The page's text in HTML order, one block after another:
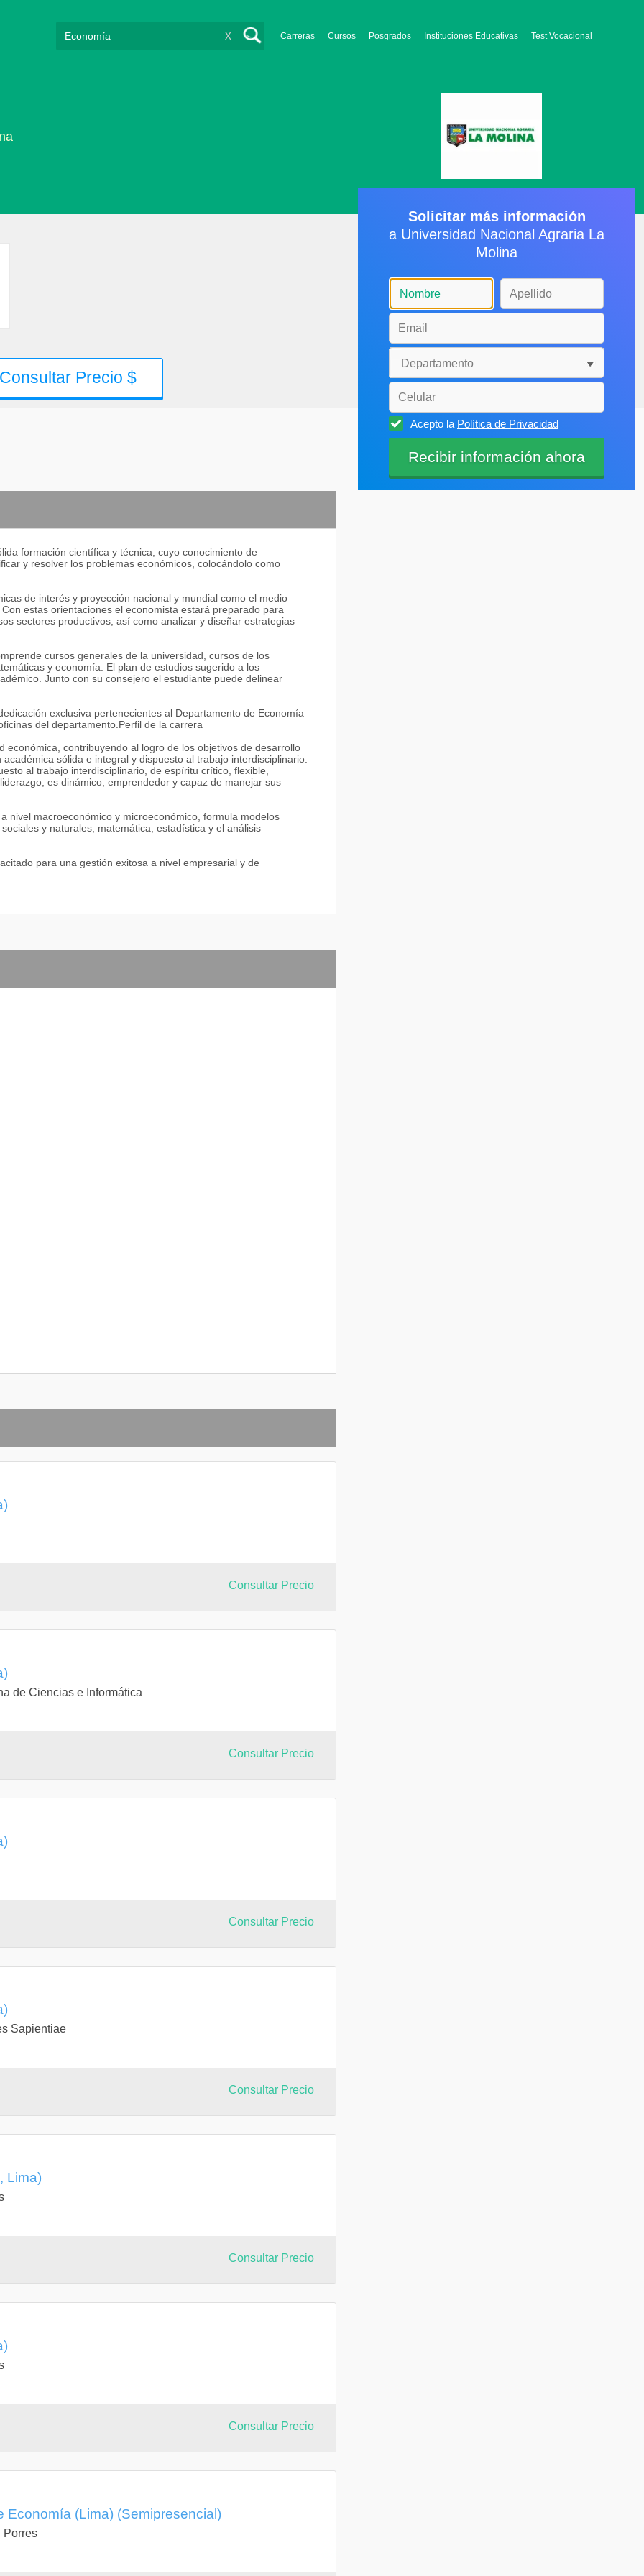
Carreras Cursos Posgrados Instituciones Educativas Test Vocacional
X
Consultar Precio $
formación científica y técnica, cuyo conocimiento de
y resolver los problemas económicos, colocándolo como
de interés y proyección nacional y mundial como el medio
estas orientaciones el economista estará preparado para
sectores productivos, así como analizar y diseñar estrategias
cursos generales de la universidad, cursos de los
y economía. El plan de estudios sugerido a los
Junto con su consejero el estudiante puede delinear
exclusiva pertenecientes al Departamento de Economía
del departamento.Perfil de la carrera
económica, contribuyendo al logro de los objetivos de desarrollo
sólida e integral y dispuesto al trabajo interdisciplinario.
al trabajo interdisciplinario, de espíritu crítico, flexible,
es dinámico, emprendedor y capaz de manejar sus
nivel macroeconómico y microeconómico, formula modelos
y naturales, matemática, estadística y el análisis
para una gestión exitosa a nivel empresarial y de
de políticas económicas, sectoriales, regionales y en aspectos
asesora y realiza consultorías en diversos temas como
Gerencia proyectos financieros, económicos,
de los recursos naturales y del medio ambiente le permite
ligados a esta problemática.
Consultar Precio
de Ciencias e Informática
Consultar Precio
Consultar Precio
Sapientiae
Consultar Precio
Lima)
Consultar Precio
Consultar Precio
Economía (Lima) (Semipresencial)
Porres
Solicitar más información
a Universidad Nacional Agraria La
Molina
Acepto la Política de Privacidad